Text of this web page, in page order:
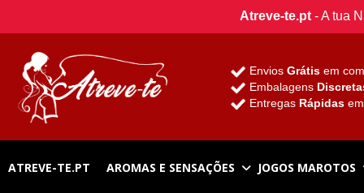
Atreve-te.pt- A tua
Envios Grátis em
Embalagens
Entregas Rápidas em
ATREVE-TE.PT AROMAS E SENSAÇÕES JOGOS MAROTOS